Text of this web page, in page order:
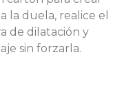
la duela, realice el
de dilatación y
sin forzarla.